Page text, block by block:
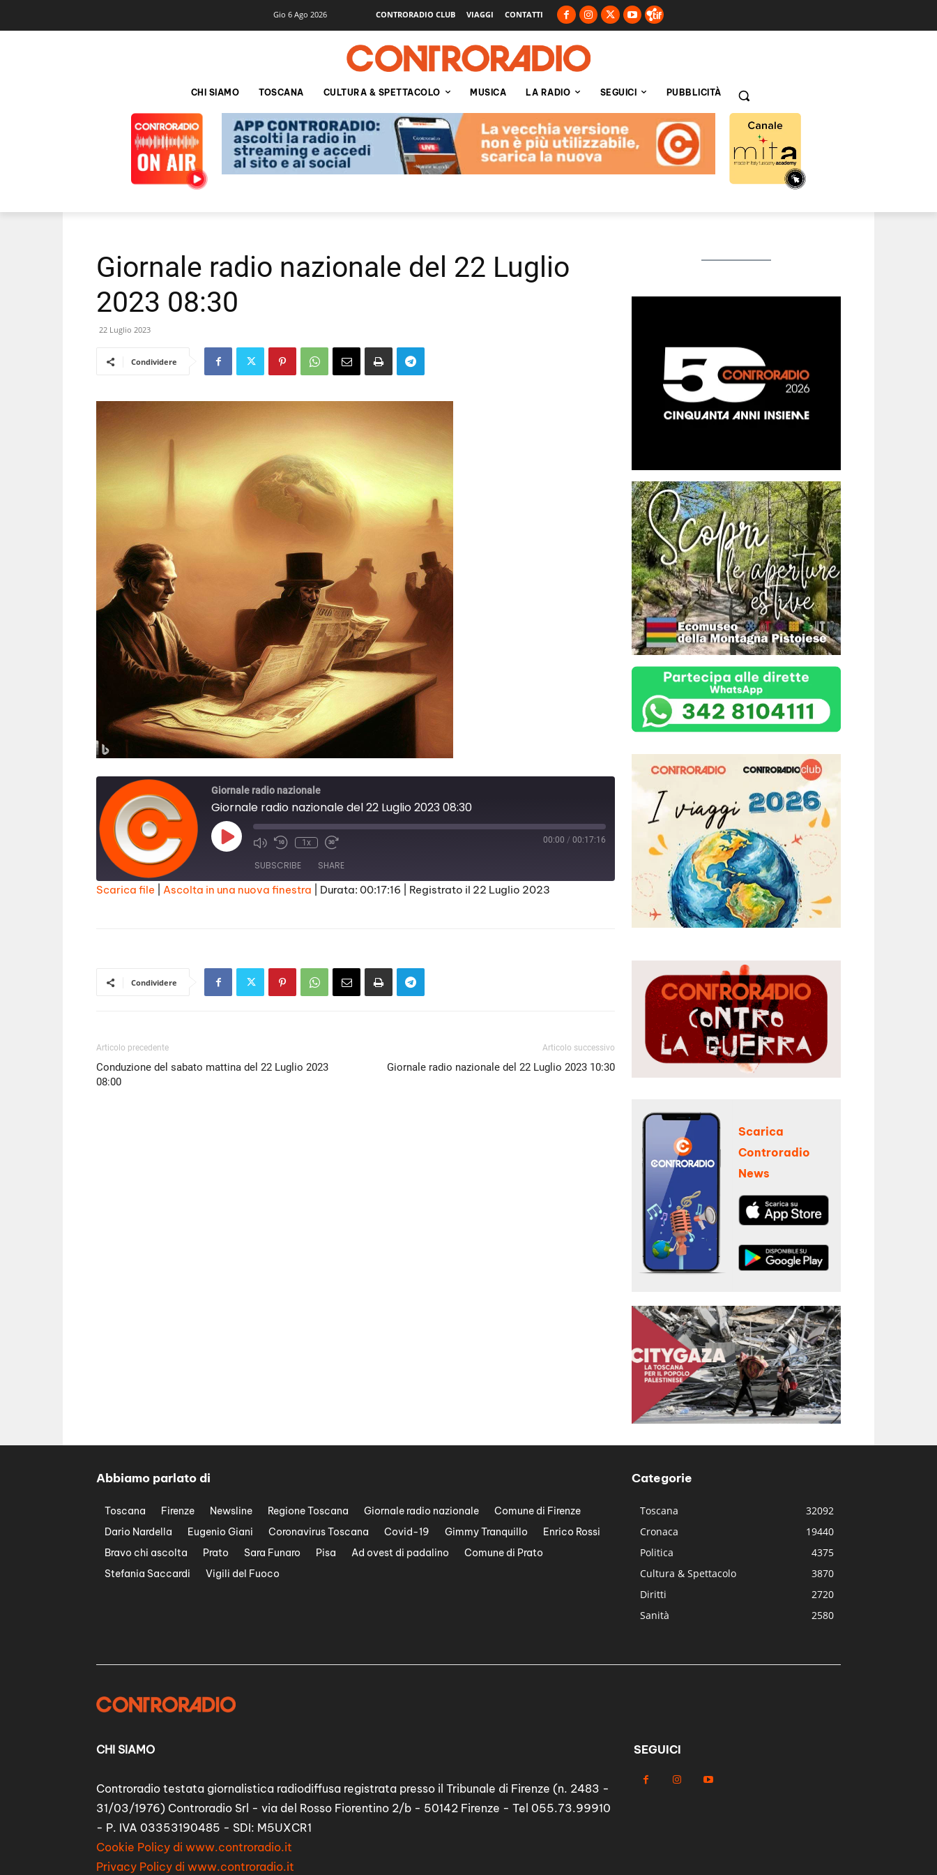
Gio 6 Ago 2026 CONTRORADIO CLUB VIAGGI CONTATTI
CHI SIAMO TOSCANA CULTURA & SPETTACOLO MUSICA LA RADIO SEGUICI PUBBLICITÀ
Giornale radio nazionale del 22 Luglio
2023 08:30
22 Luglio 2023
Condividere
Giornale radio nazionale
Giornale radio nazionale del 22 Luglio 2023 08:30
Play
Episode
1x 00:00 / 00:17:16
SUBSCRIBE SHARE
Scarica file Ascolta in una nuova finestra Durata: 00:17:16 Registrato il 22 Luglio 2023
Condividere
Articolo precedente
Conduzione del sabato mattina del 22 Luglio 2023
08:00
Articolo successivo
Giornale radio nazionale del 22 Luglio 2023 10:30
Scarica
Controradio
News
Abbiamo parlato di
Toscana Firenze Newsline Regione Toscana Giornale radio nazionale
Comune di Firenze
Dario Nardella
Eugenio Giani Coronavirus Toscana Covid-19 Gimmy Tranquillo
Enrico Rossi
Bravo chi ascolta
Prato Sara Funaro Pisa Ad ovest di padalino
Comune di Prato
Stefania Saccardi
Vigili del Fuoco
Categorie
Toscana
32092
Cronaca
19440
Politica
4375
Cultura & Spettacolo
3870
Diritti
2720
Sanità
2580
CHI SIAMO
Controradio testata giornalistica radiodiffusa registrata presso il Tribunale di Firenze (n. 2483 -
31/03/1976) Controradio Srl - via del Rosso Fiorentino 2/b - 50142 Firenze - Tel 055.73.99910
- P. IVA 03353190485 - SDI: M5UXCR1
Cookie Policy di www.controradio.it
Privacy Policy di www.controradio.it
SEGUICI